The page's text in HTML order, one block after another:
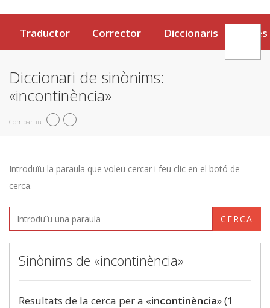
Traductor Corrector Diccionaris Eines
Diccionari de sinònims:
«incontinència»
Compartiu
Introduïu la paraula que voleu cercar i feu clic en el botó de
cerca.
CERCA
Sinònims de «incontinència»
Resultats de la cerca per a «incontinència» (1